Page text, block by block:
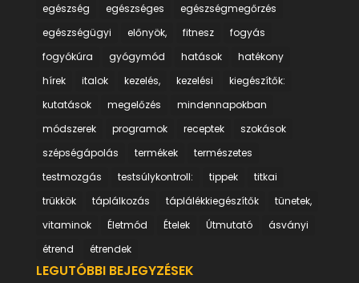
egészség
egészséges
egészségmegőrzés
egészségügyi
előnyök, fitnesz
fogyás
fogyókúra
gyógymód hatások
hatékony
hírek
italok kezelés, kezelési
kiegészítők:
kutatások
megelőzés
mindennapokban
módszerek
programok receptek
szokások
szépségápolás
termékek
természetes
testmozgás
testsúlykontroll: tippek
titkai
trükkök
táplálkozás táplálékkiegészítők
tünetek,
vitaminok
Életmód Ételek Útmutató
ásványi
étrend
étrendek
LEGUTÓBBI BEJEGYZÉSEK